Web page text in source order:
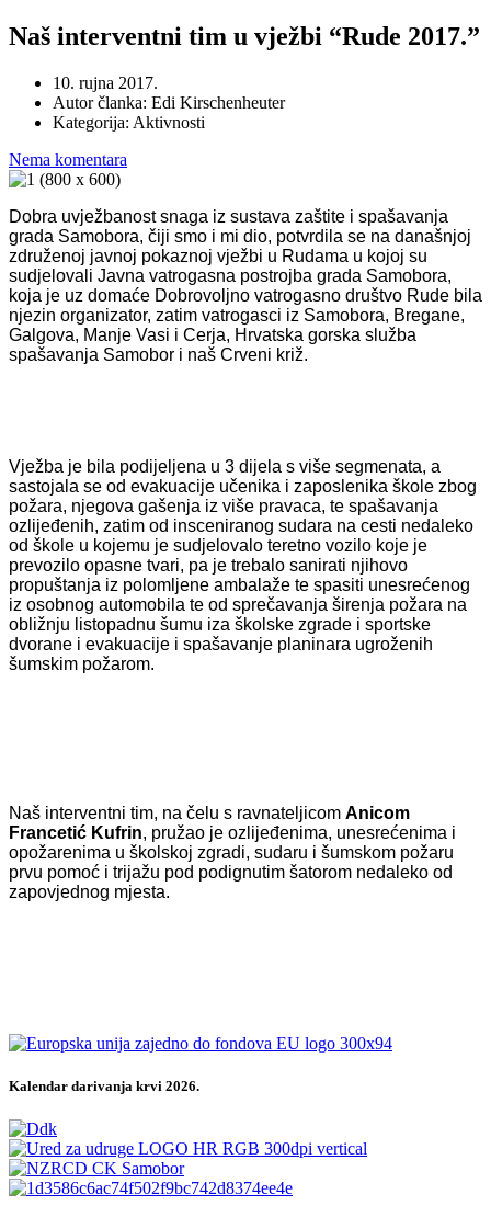
Naš interventni tim u vježbi “Rude 2017.”
10. rujna 2017.
Autor članka: Edi Kirschenheuter
Kategorija: Aktivnosti
Nema komentara
Dobra uvježbanost snaga iz sustava zaštite i spašavanja
grada Samobora, čiji smo i mi dio, potvrdila se na današnjoj
združenoj javnoj pokaznoj vježbi u Rudama u kojoj su
sudjelovali Javna vatrogasna postrojba grada Samobora,
koja je uz domaće Dobrovoljno vatrogasno društvo Rude bila
njezin organizator, zatim vatrogasci iz Samobora, Bregane,
Galgova, Manje Vasi i Cerja, Hrvatska gorska služba
spašavanja Samobor i naš Crveni križ.
Vježba je bila podijeljena u 3 dijela s više segmenata, a
sastojala se od evakuacije učenika i zaposlenika škole zbog
požara, njegova gašenja iz više pravaca, te spašavanja
ozlijeđenih, zatim od insceniranog sudara na cesti nedaleko
od škole u kojemu je sudjelovalo teretno vozilo koje je
prevozilo opasne tvari, pa je trebalo sanirati njihovo
propuštanja iz polomljene ambalaže te spasiti unesrećenog
iz osobnog automobila te od sprečavanja širenja požara na
obližnju listopadnu šumu iza školske zgrade i sportske
dvorane i evakuacije i spašavanje planinara ugroženih
šumskim požarom.
Naš interventni tim, na čelu s ravnateljicom Anicom
Francetić Kufrin, pružao je ozlijeđenima, unesrećenima i
opožarenima u školskoj zgradi, sudaru i šumskom požaru
prvu pomoć i trijažu pod podignutim šatorom nedaleko od
zapovjednog mjesta.
Kalendar darivanja krvi 2026.